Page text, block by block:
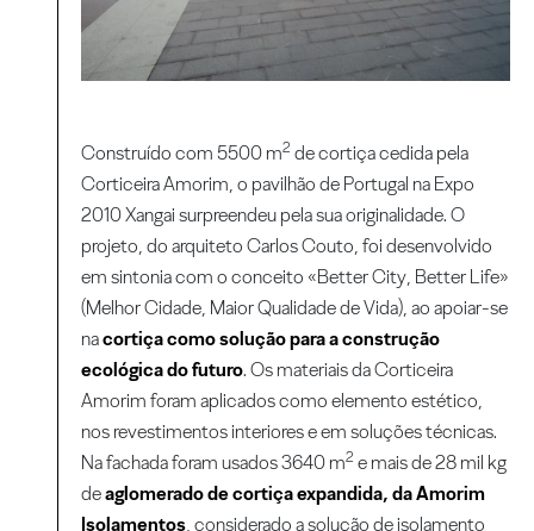
Construído com 5500 m2 de cortiça cedida pela
Corticeira Amorim, o pavilhão de Portugal na Expo
2010 Xangai surpreendeu pela sua originalidade. O
projeto, do arquiteto Carlos Couto, foi desenvolvido
em sintonia com o conceito «Better City, Better Life»
(Melhor Cidade, Maior Qualidade de Vida), ao apoiar-se
nacortiça como solução para a construção
ecológica do futuro. Os materiais da Corticeira
Amorim foram aplicados como elemento estético,
nos revestimentos interiores e em soluções técnicas.
Na fachada foram usados 3640 m2 e mais de 28 mil kg
deaglomerado de cortiça expandida, da Amorim
Isolamentos, considerado a solução de isolamento